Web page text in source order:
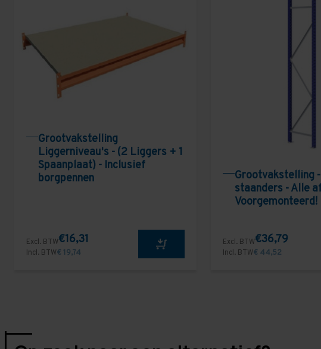
Grootvakstelling
Liggerniveau's - (2 Liggers + 1
Spaanplaat) - Inclusief
borgpennen
Excl. BTW€16,31
Incl. BTW€ 19,74
Grootvakstelling
staanders - Alle
Voorgemonteerd!
Excl. BTW€36,79
Incl. BTW€ 44,52